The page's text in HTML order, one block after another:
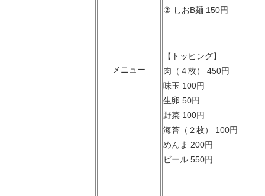
メニュー
② しおB麺 150円
【トッピング】
肉（４枚） 450円
味玉 100円
生卵 50円
野菜 100円
海苔（２枚） 100円
めんま 200円
ビール 550円